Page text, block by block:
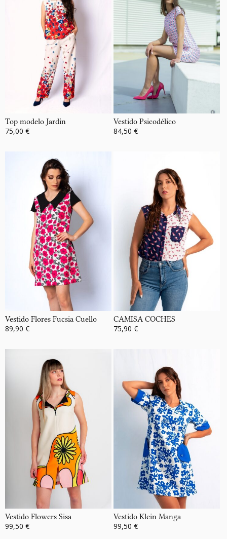
Top modelo Jardin
75,00 €
Vestido Psicodélico
84,50 €
Vestido Flores Fucsia Cuello
89,90 €
CAMISA COCHES
75,90 €
Vestido Flowers Sisa
99,50 €
Vestido Klein Manga
99,50 €